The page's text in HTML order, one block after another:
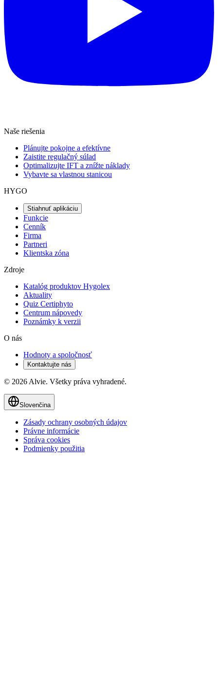
Naše riešenia
Plánujte pokojne a efektívne
Zaistite regulačný súlad
Optimalizujte IFT a znížte náklady
Vybavte sa vlastnou stanicou
HYGO
Stiahnuť aplikáciu
Funkcie
Cenník
Firma
Partneri
Klientska zóna
Zdroje
Katalóg produktov Hygolex
Aktuality
Quiz Certiphyto
Centrum nápovedy
Poznámky k verzii
O nás
Hodnoty a spoločnosť
Kontaktujte nás
© 2026 Alvie. Všetky práva vyhradené.
Slovenčina
Zásady ochrany osobných údajov
Právne informácie
Správa cookies
Podmienky použitia